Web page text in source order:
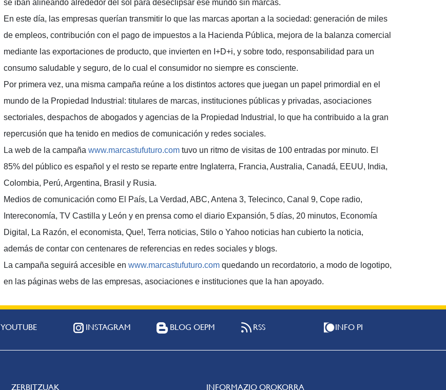
se iban alineando alrededor del sol para deseclipsar ese mundo sin marcas.
En este día, las empresas querían transmitir lo que las marcas aportan a la sociedad: generación de miles
de empleos, contribución con el pago de impuestos a la Hacienda Pública, mejora de la balanza comercial
mediante las exportaciones de producto, que invierten en I+D+i, y sobre todo, responsabilidad para un
consumo saludable y seguro, de lo cual el consumidor no siempre es consciente.
Por primera vez, una misma campaña reúne a los distintos actores que juegan un papel primordial en el
mundo de la Propiedad Industrial: titulares de marcas, instituciones públicas y privadas, asociaciones
sectoriales, despachos de abogados y agencias de la Propiedad Industrial, lo que ha contribuido a la gran
repercusión que ha tenido en medios de comunicación y redes sociales.
La web de la campaña www.marcastufuturo.com tuvo un ritmo de visitas de 100 entradas por minuto. El
85% del público es español y el resto se reparte entre Inglaterra, Francia, Australia, Canadá, EEUU, India,
Colombia, Perú, Argentina, Brasil y Rusia.
Medios de comunicación como El País, La Verdad, ABC, Antena 3, Telecinco, Canal 9, Cope radio,
Intereconomía, TV Castilla y León y en prensa como el diario Expansión, 5 días, 20 minutos, Economía
Digital, La Razón, el economista, Que!, Terra noticias, Stilo o Yahoo noticias han cubierto la noticia,
además de contar con centenares de referencias en redes sociales y blogs.
La campaña seguirá accesible en www.marcastufuturo.com quedando un recordatorio, a modo de logotipo,
en las páginas webs de las empresas, asociaciones e instituciones que la han apoyado.
YOUTUBE INSTAGRAM BLOG OEPM RSS INFO PI
ZERBITZUAK INFORMAZIO OROKORRA